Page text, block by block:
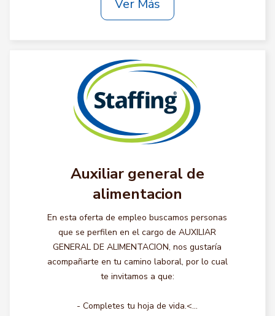
Ver Más
Auxiliar general de
alimentacion
En esta oferta de empleo buscamos personas
que se perfilen en el cargo de AUXILIAR
GENERAL DE ALIMENTACION, nos gustaría
acompañarte en tu camino laboral, por lo cual
te invitamos a que:
- Completes tu hoja de vida.<...